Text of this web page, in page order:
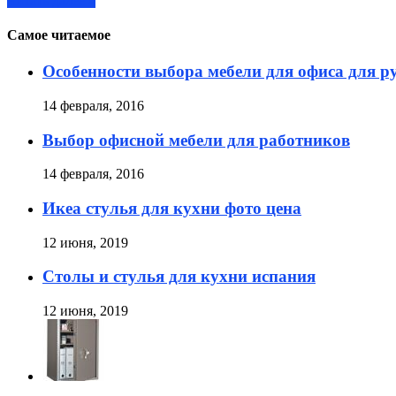
Самое читаемое
Особенности выбора мебели для офиса для
14 февраля, 2016
Выбор офисной мебели для работников
14 февраля, 2016
Икеа стулья для кухни фото цена
12 июня, 2019
Столы и стулья для кухни испания
12 июня, 2019